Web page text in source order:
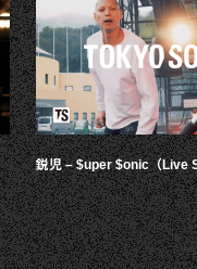
鋭児 – $uper $onic（Live